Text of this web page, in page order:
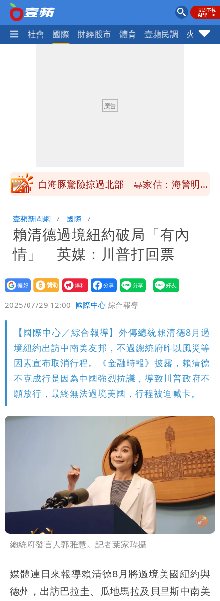
政治 社會 國際 財經股市 體育 壹蘋民調 火線話
「終於能交代」 捐500萬獎學金延續愛
白海豚颱風逼近！鄭明典示警「恐遇黑潮
砸重金再買一整桌卡盒
白海豚驚險掠過北部 專家估：海警明發
「終於能交代」 捐500萬獎學金延續愛
白海豚颱風逼近！鄭明典示警「恐遇黑潮
變強」 路徑分歧藏警訊：不利強度維持
壹蘋新聞網 國際
賴清德過境紐約破局「有內
情」 英媒：川普打回票
設為
贊助
我要
爆料
2025/07/29 12:00 國際中心 綜合報導
【國際中心／綜合報導】外傳總統賴清德8月過
境紐約出訪中南美友邦，不過總統府昨以風災等
因素宣布取消行程。《金融時報》披露，賴清德
不克成行是因為中國強烈抗議，導致川普政府不
願放行，最終無法過境美國，行程被迫喊卡。
總統府發言人郭雅慧。記者葉家瑋攝
媒體連日來報導賴清德8月將過境美國紐約與
德州，出訪巴拉圭、瓜地馬拉及貝里斯中南美